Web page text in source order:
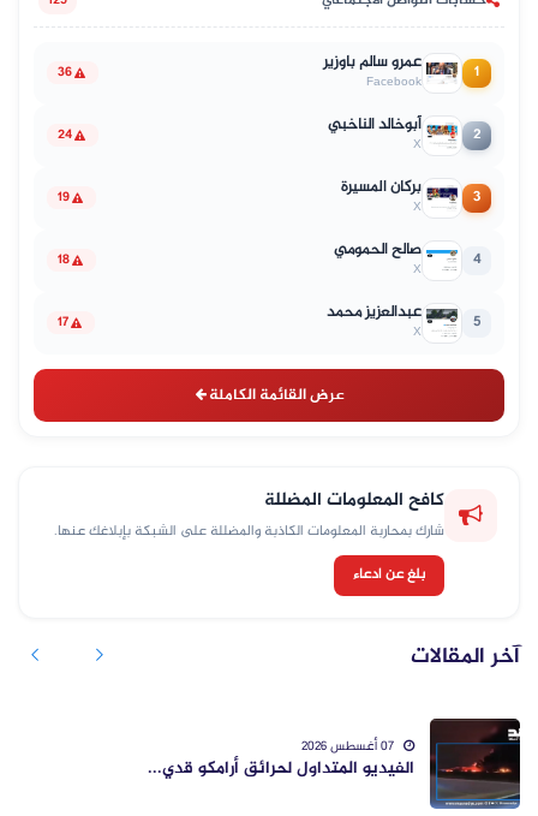
1 عمرو سالم باوزير
Facebook
36
2 أبوخالد الناخبي
X
24
3 بركان المسيرة
X
19
4 صالح الحمومي
X
18
5 عبدالعزيز محمد
X
17
عرض القائمة الكاملة
كافح المعلومات المضللة
شارك بمحاربة المعلومات الكاذبة والمضللة على الشبكة بإبلاغك عنها.
بلغ عن ادعاء
آخر المقالات
الفيديو المتداول لحرائق أرامكو قدي...